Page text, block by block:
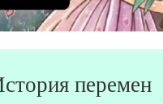
перемен